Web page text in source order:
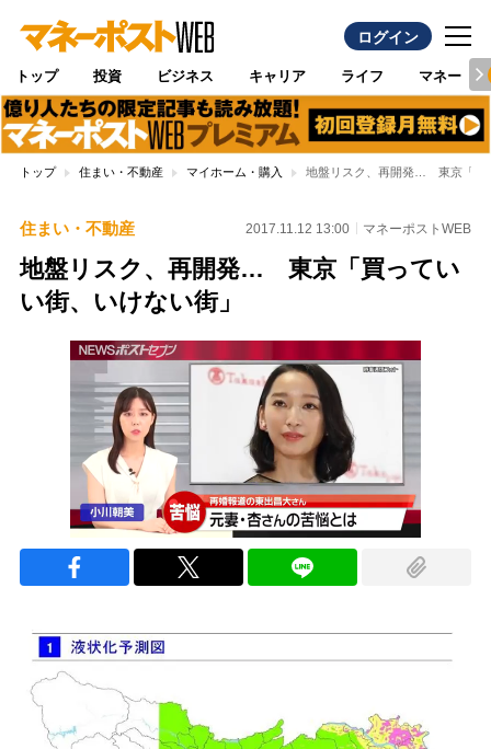
ログイン
トップ 投資 ビジネス キャリア ライフ マネー
トップ 住まい・不動産 マイホーム・購入 地盤リスク、再開発… 東京「買
住まい・不動産 2017.11.12 13:00 マネーポストWEB
地盤リスク、再開発… 東京「買ってい
い街、いけない街」